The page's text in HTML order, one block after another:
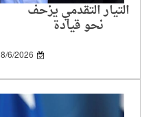
التيار التقدمي يزحف
نحو قيادة
وفلسطين في قلب 8/6/2026 3:11:09 PM